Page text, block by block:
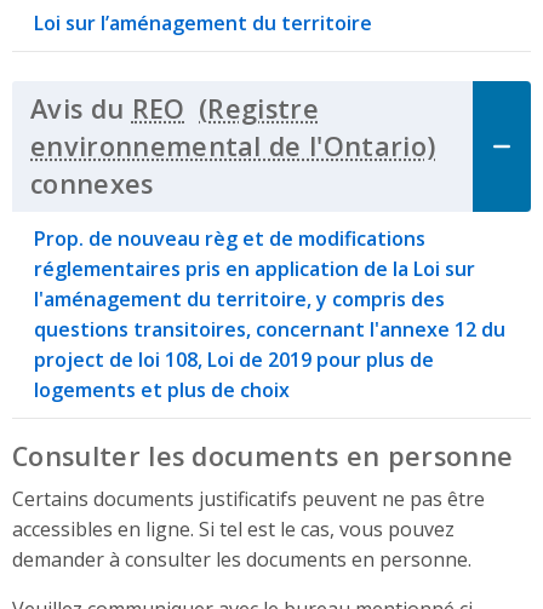
Loi sur l’aménagement du territoire
Avis du REO
connexes
Prop. de nouveau règ et de modifications
réglementaires pris en application de la Loi sur
l'aménagement du territoire, y compris des
questions transitoires, concernant l'annexe 12 du
project de loi 108, Loi de 2019 pour plus de
logements et plus de choix
Consulter les documents en personne
Certains documents justificatifs peuvent ne pas être
accessibles en ligne. Si tel est le cas, vous pouvez
demander à consulter les documents en personne.